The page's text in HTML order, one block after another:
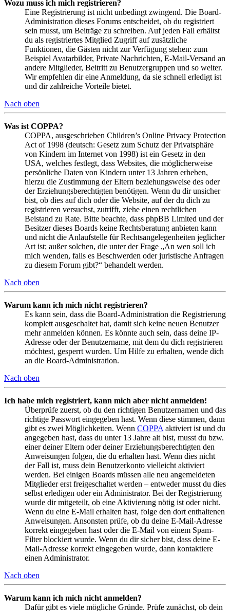
Wozu muss ich mich registrieren?
Eine Registrierung ist nicht unbedingt zwingend. Die Board-
Administration dieses Forums entscheidet, ob du registriert
sein musst, um Beiträge zu schreiben. Auf jeden Fall erhältst
du als registriertes Mitglied Zugriff auf zusätzliche
Funktionen, die Gästen nicht zur Verfügung stehen: zum
Beispiel Avatarbilder, Private Nachrichten, E-Mail-Versand an
andere Mitglieder, Beitritt zu Benutzergruppen und so weiter.
Wir empfehlen dir eine Anmeldung, da sie schnell erledigt ist
und dir zahlreiche Vorteile bietet.
Nach oben
Was ist COPPA?
COPPA, ausgeschrieben Children’s Online Privacy Protection
Act of 1998 (deutsch: Gesetz zum Schutz der Privatsphäre
von Kindern im Internet von 1998) ist ein Gesetz in den
USA, welches festlegt, dass Websites, die möglicherweise
persönliche Daten von Kindern unter 13 Jahren erheben,
hierzu die Zustimmung der Eltern beziehungsweise des oder
der Erziehungsberechtigten benötigen. Wenn du dir unsicher
bist, ob dies auf dich oder die Website, auf der du dich zu
registrieren versuchst, zutrifft, ziehe einen rechtlichen
Beistand zu Rate. Bitte beachte, dass phpBB Limited und der
Besitzer dieses Boards keine Rechtsberatung anbieten kann
und nicht die Anlaufstelle für Rechtsangelegenheiten jeglicher
Art ist; außer solchen, die unter der Frage „An wen soll ich
mich wenden, falls es Beschwerden oder juristische Anfragen
zu diesem Forum gibt?“ behandelt werden.
Nach oben
Warum kann ich mich nicht registrieren?
Es kann sein, dass die Board-Administration die Registrierung
komplett ausgeschaltet hat, damit sich keine neuen Benutzer
mehr anmelden können. Es könnte auch sein, dass deine IP-
Adresse oder der Benutzername, mit dem du dich registrieren
möchtest, gesperrt wurden. Um Hilfe zu erhalten, wende dich
an die Board-Administration.
Nach oben
Ich habe mich registriert, kann mich aber nicht anmelden!
Überprüfe zuerst, ob du den richtigen Benutzernamen und das
richtige Passwort eingegeben hast. Wenn diese stimmen, dann
gibt es zwei Möglichkeiten. Wenn COPPA aktiviert ist und du
angegeben hast, dass du unter 13 Jahre alt bist, musst du bzw.
einer deiner Eltern oder deiner Erziehungsberechtigten den
Anweisungen folgen, die du erhalten hast. Wenn dies nicht
der Fall ist, muss dein Benutzerkonto vielleicht aktiviert
werden. Bei einigen Boards müssen alle neu angemeldeten
Mitglieder erst freigeschaltet werden – entweder musst du dies
selbst erledigen oder ein Administrator. Bei der Registrierung
wurde dir mitgeteilt, ob eine Aktivierung nötig ist oder nicht.
Wenn du eine E-Mail erhalten hast, folge den dort enthaltenen
Anweisungen. Ansonsten prüfe, ob du deine E-Mail-Adresse
korrekt eingegeben hast oder die E-Mail von einem Spam-
Filter blockiert wurde. Wenn du dir sicher bist, dass deine E-
Mail-Adresse korrekt eingegeben wurde, dann kontaktiere
einen Administrator.
Nach oben
Warum kann ich mich nicht anmelden?
Dafür gibt es viele mögliche Gründe. Prüfe zunächst, ob dein